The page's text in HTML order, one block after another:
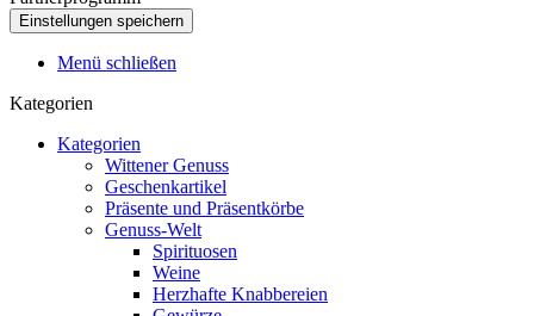
Menü schließen
Kategorien
Kategorien
Wittener Genuss
Geschenkartikel
Präsente und Präsentkörbe
Genuss-Welt
Spirituosen
Weine
Herzhafte Knabbereien